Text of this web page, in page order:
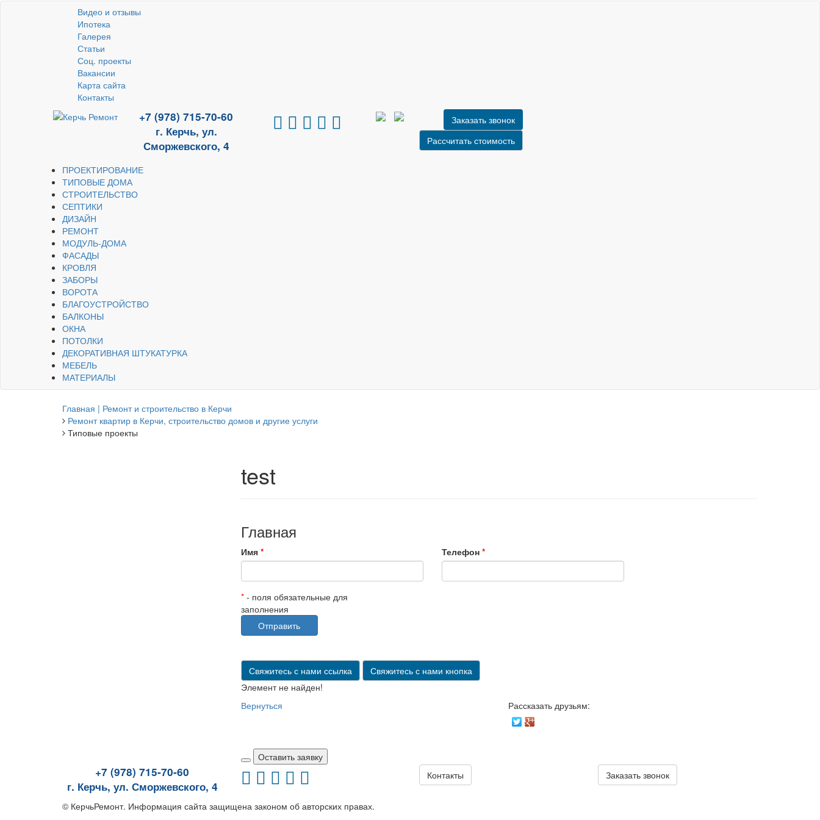
Видео и отзывы
Ипотека
Галерея
Статьи
Соц. проекты
Вакансии
Карта сайта
Контакты
+7 (978) 715-70-60
г. Керчь, ул.
Сморжевского, 4
Заказать звонок
Рассчитать стоимость
ПРОЕКТИРОВАНИЕ
ТИПОВЫЕ ДОМА
СТРОИТЕЛЬСТВО
СЕПТИКИ
ДИЗАЙН
РЕМОНТ
МОДУЛЬ-ДОМА
ФАСАДЫ
КРОВЛЯ
ЗАБОРЫ
ВОРОТА
БЛАГОУСТРОЙСТВО
БАЛКОНЫ
ОКНА
ПОТОЛКИ
ДЕКОРАТИВНАЯ ШТУКАТУРКА
МЕБЕЛЬ
МАТЕРИАЛЫ
Главная | Ремонт и строительство в Керчи
Ремонт квартир в Керчи, строительство домов и другие услуги
Типовые проекты
test
Главная
Имя * Телефон *
*- поля обязательные для
заполнения
Свяжитесь с нами ссылка
Свяжитесь с нами кнопка
Элемент не найден!
Вернуться
Рассказать друзьям:
Оставить заявку
+7 (978) 715-70-60
г. Керчь, ул. Сморжевского, 4
Контакты Заказать звонок
© КерчьРемонт. Информация сайта защищена законом об авторских правах.